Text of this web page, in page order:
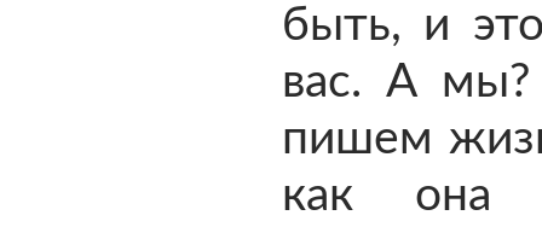
быть, и
вас. А
пишем
как она